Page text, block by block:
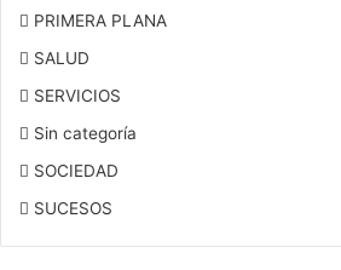
PRIMERA PLANA
SALUD
SERVICIOS
Sin categoría
SOCIEDAD
SUCESOS